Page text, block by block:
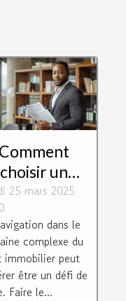
Comment
choisir un
avocat
en
droit
25 mars 2025
dans le
complexe du
immobilier peut
être un défi de
Faire le...